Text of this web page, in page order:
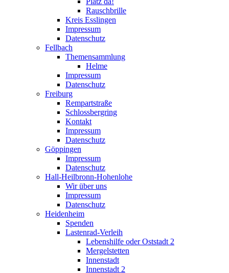
Rauschbrille
Kreis Esslingen
Impressum
Datenschutz
Fellbach
Themensammlung
Helme
Impressum
Datenschutz
Freiburg
Rempartstraße
Schlossbergring
Kontakt
Impressum
Datenschutz
Göppingen
Impressum
Datenschutz
Hall-Heilbronn-Hohenlohe
Wir über uns
Impressum
Datenschutz
Heidenheim
Spenden
Lastenrad-Verleih
Lebenshilfe oder Oststadt 2
Mergelstetten
Innenstadt
Innenstadt 2